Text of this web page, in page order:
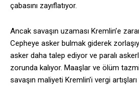
çabasını zayıflatıyor.
Ancak savaşın uzaması Kremlin’e
Cepheye asker bulmak giderek
asker daha talep ediyor ve paralı
zorunda kalıyor. Maaşlar ve ölüm
savaşın maliyeti Kremlin’i vergi